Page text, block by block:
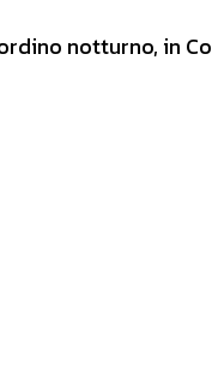
notturno, in